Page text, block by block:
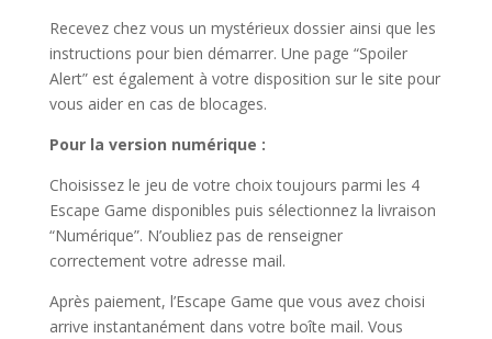
Recevez chez vous un mystérieux dossier ainsi que les
instructions pour bien démarrer. Une page “Spoiler
Alert” est également à votre disposition sur le site pour
vous aider en cas de blocages.
Pour la version numérique :
Choisissez le jeu de votre choix toujours parmi les 4
Escape Game disponibles puis sélectionnez la livraison
“Numérique”. N’oubliez pas de renseigner
correctement votre adresse mail.
Après paiement, l’Escape Game que vous avez choisi
arrive instantanément dans votre boîte mail. Vous